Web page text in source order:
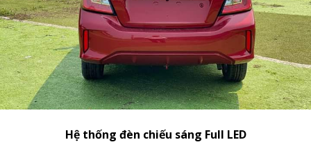
Hệ thống đèn chiếu sáng Full LED